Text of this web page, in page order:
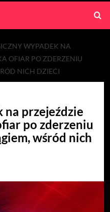
WYPADEK NA
OFIAR PO ZDERZENIU
NICH DZIECI
na przejeździe
po zderzeniu
wśród nich